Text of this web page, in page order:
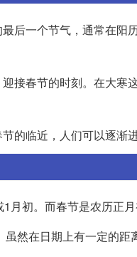
后一个节气，通常在
接春节的时刻。在大
的临近，人们可以逐渐
初。而春节是农历正
然在日期上有一定的距